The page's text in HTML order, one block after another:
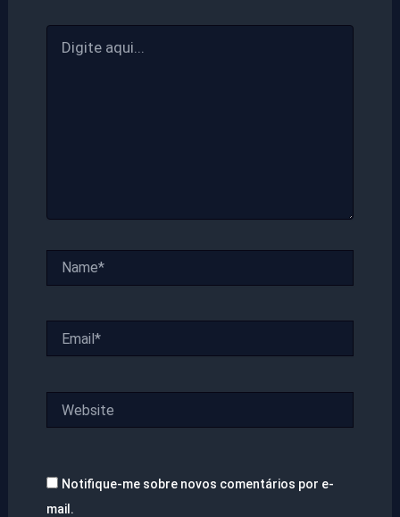
aqui...
Notifique-me sobre novos comentários por e-
mail.